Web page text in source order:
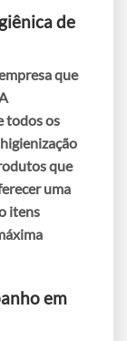
de
que
todos os
que
uma
itens
em